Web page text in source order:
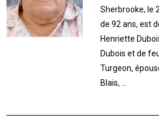
Sherbrooke, le
de 92 ans, est
Henriette
Dubois et de
Turgeon,
Blais, ...